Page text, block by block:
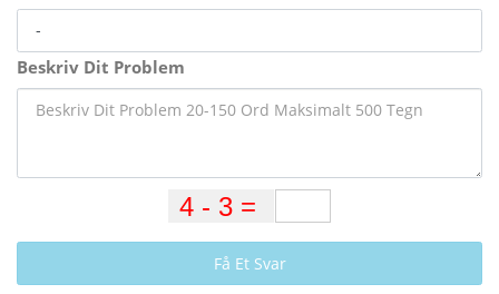
Beskriv Dit Problem
Få Et Svar